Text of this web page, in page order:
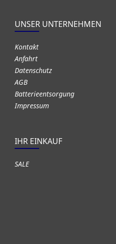
UNSER UNTERNEHMEN
Kontakt
Anfahrt
Datenschutz
AGB
Batterieentsorgung
Impressum
IHR EINKAUF
SALE